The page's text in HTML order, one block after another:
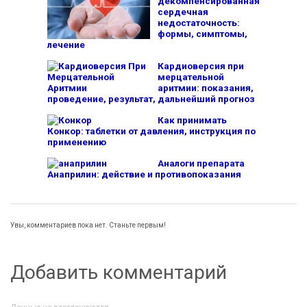
сердечная
недостаточность:
формы, симптомы,
лечение
Кардиоверсия при
мерцательной
аритмии: показания,
проведение, результат, дальнейший прогноз
Как принимать
Конкор: таблетки от давления, инструкция по
применению
Аналоги препарата
Анаприлин: действие и противопоказания
Увы, комментариев пока нет. Станьте первым!
Добавить комментарий